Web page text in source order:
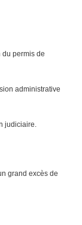
du permis de
administrative
judiciaire.
grand excès de